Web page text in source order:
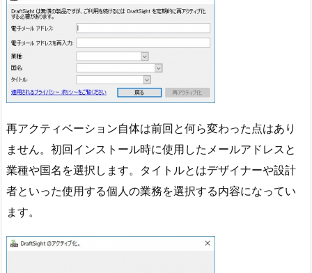
再アクティベーション自体は前回と何ら変わった点はあり
ません。初回インストール時に使用したメールアドレスと
業種や国名を選択します。タイトルとはデザイナーや設計
者といった使用する個人の業務を選択する内容になってい
ます。